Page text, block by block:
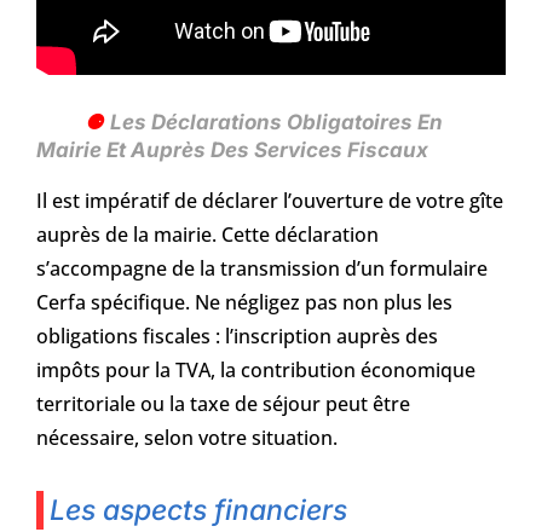
Les Déclarations Obligatoires En
Mairie Et Auprès Des Services Fiscaux
Il est impératif de déclarer l’ouverture de votre gîte
auprès de la mairie. Cette déclaration
s’accompagne de la transmission d’un formulaire
Cerfa spécifique. Ne négligez pas non plus les
obligations fiscales : l’inscription auprès des
impôts pour la TVA, la contribution économique
territoriale ou la taxe de séjour peut être
nécessaire, selon votre situation.
Les aspects financiers